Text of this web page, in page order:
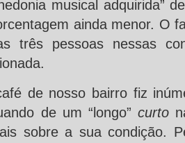
musical adquirida”
ainda menor. O
três pessoas nessas
de nosso bairro fiz
de um “longo” curto
sobre a sua condição.